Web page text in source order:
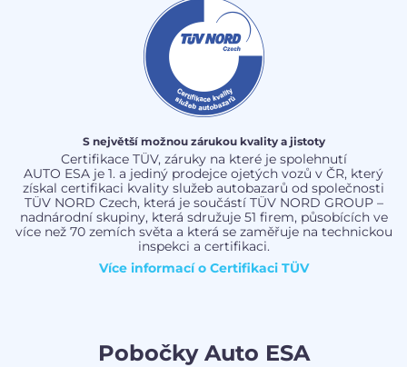
S největší možnou zárukou kvality a jistoty
Certifikace TÜV, záruky na které je spolehnutí
AUTO ESA je 1. a jediný prodejce ojetých vozů v ČR, který
získal certifikaci kvality služeb autobazarů od společnosti
TÜV NORD Czech, která je součástí TÜV NORD GROUP –
nadnárodní skupiny, která sdružuje 51 firem, působících ve
více než 70 zemích světa a která se zaměřuje na technickou
inspekci a certifikaci.
Více informací o Certifikaci TÜV
Pobočky Auto ESA